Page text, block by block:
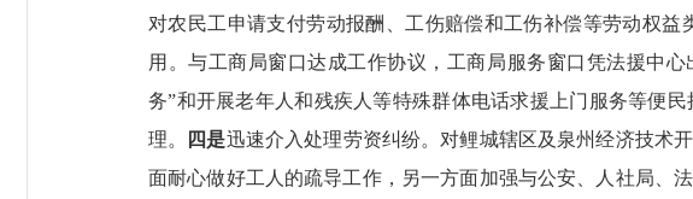
对农民工申请支付劳动报酬、工伤赔偿和工伤补偿等劳动权
用。与工商局窗口达成工作协议，工商局服务窗口凭法援中
务”和开展老年人和残疾人等特殊群体电话求援上门服务等便
理。
四是迅速介入处理劳资纠纷。对鲤城辖区及泉州经济技术
面耐心做好工人的疏导工作，另一方面加强与公安、人社局、